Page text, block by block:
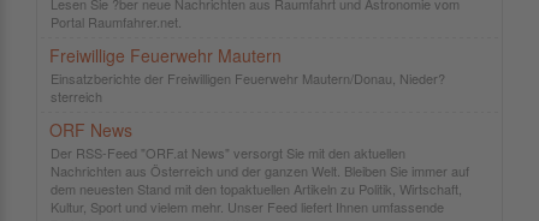
Portal Raumfahrer.net.
Freiwillige Feuerwehr Mautern
Einsatzberichte der Freiwilligen Feuerwehr Mautern/Donau, Nieder?
sterreich
ORF News
Der RSS-Feed "ORF.at News" versorgt Sie mit den aktuellen
Nachrichten aus Österreich und der ganzen Welt. Bleiben Sie immer auf
dem neuesten Stand mit den topaktuellen Artikeln zu Politik, Wirtschaft,
Kultur, Sport und vielem mehr. Unser Feed liefert Ihnen umfassende